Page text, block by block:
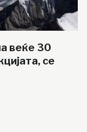
веќе 30
се